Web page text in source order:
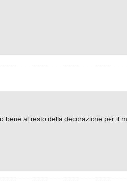
al resto della decorazione per il